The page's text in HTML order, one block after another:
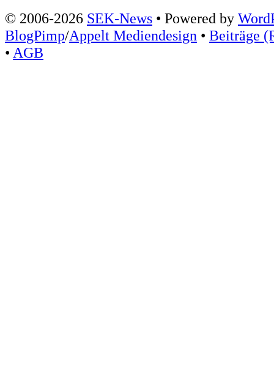
© 2006-2026 SEK-News • Powered by
BlogPimp/Appelt Mediendesign • Beiträge
• AGB